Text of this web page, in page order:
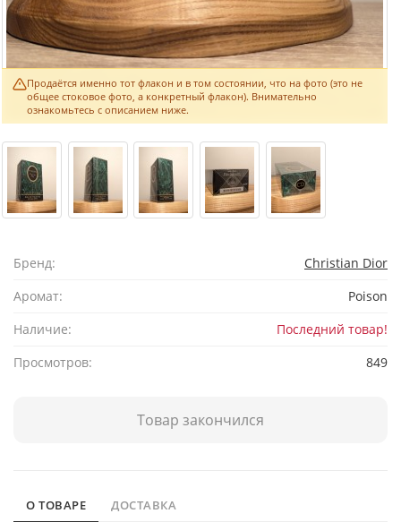
Продаётся именно тот флакон и в том состоянии, что на фото (это не
общее стоковое фото, а конкретный флакон). Внимательно
ознакомьтесь с описанием ниже.
Бренд:
Christian Dior
Аромат:
Poison
Наличие:
Последний товар!
Просмотров:
849
Товар закончился
О ТОВАРЕ ДОСТАВКА